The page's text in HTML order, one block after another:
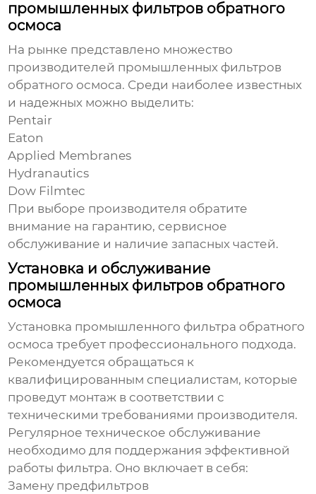
промышленных фильтров обратного
осмоса
На рынке представлено множество
производителей промышленных фильтров
обратного осмоса. Среди наиболее известных
и надежных можно выделить:
Pentair
Eaton
Applied Membranes
Hydranautics
Dow Filmtec
При выборе производителя обратите
внимание на гарантию, сервисное
обслуживание и наличие запасных частей.
Установка и обслуживание
промышленных фильтров обратного
осмоса
Установка промышленного фильтра обратного
осмоса требует профессионального подхода.
Рекомендуется обращаться к
квалифицированным специалистам, которые
проведут монтаж в соответствии с
техническими требованиями производителя.
Регулярное техническое обслуживание
необходимо для поддержания эффективной
работы фильтра. Оно включает в себя:
Замену предфильтров